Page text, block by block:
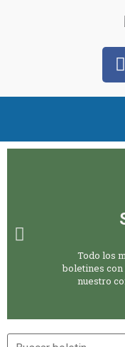
Todo los
boletines
nuestro